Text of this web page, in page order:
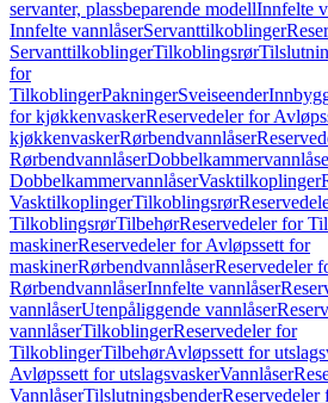
servanter, plassbeparende modellInnfelte
Innfelte vannlåserServanttilkoblinger
ServanttilkoblingerTilkoblingsrør
for
TilkoblingerPakningerSveiseender
for kjøkkenvaskerReservedeler for
kjøkkenvaskerRørbendvannlåser
Rørbendvannlåser
DobbelkammervannlåserVasktilkoplinger
VasktilkoplingerTilkoblingsrør
TilkoblingsrørTilbehørReservedeler for
maskinerReservedeler for Avløpssett for
maskinerRørbendvannlåserReservedeler
RørbendvannlåserInnfelte vannlåser
vannlåserUtenpåliggende vannlåser
vannlåserTilkoblingerReservedeler for
TilkoblingerTilbehørAvløpssett for
Avløpssett for utslagsvaskerVannlåser
VannlåserTilslutningsbenderReservedeler